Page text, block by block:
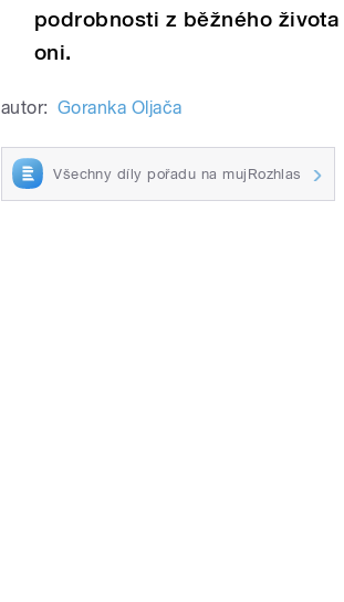
podrobnosti z běžného
oni.
autor: Goranka Oljača
Všechny díly pořadu na mujRozhlas